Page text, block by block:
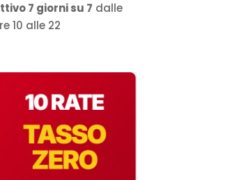
7 giorni su 7 dalle
10 alle 22